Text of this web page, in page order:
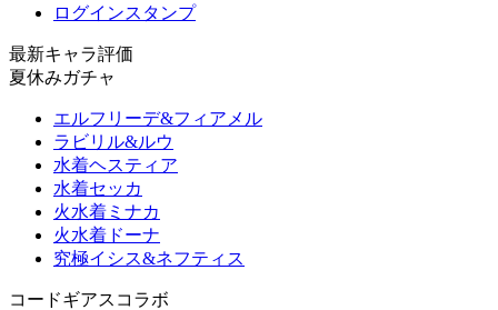
ログインスタンプ
最新キャラ評価
夏休みガチャ
エルフリーデ&フィアメル
ラビリル&ルウ
水着ヘスティア
水着セッカ
火水着ミナカ
火水着ドーナ
究極イシス&ネフティス
コードギアスコラボ